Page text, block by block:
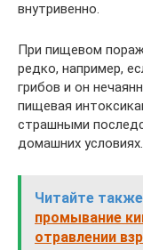
внутривенно.
При пищевом
редко, например,
грибов и он
пищевая
страшными
домашних условиях.
Читайте
промывание
отравлении